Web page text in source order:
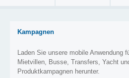
Kampagnen
Laden Sie unsere mobile Anwendung
Mietvillen, Busse, Transfers, Yacht
Produktkampagnen herunter.